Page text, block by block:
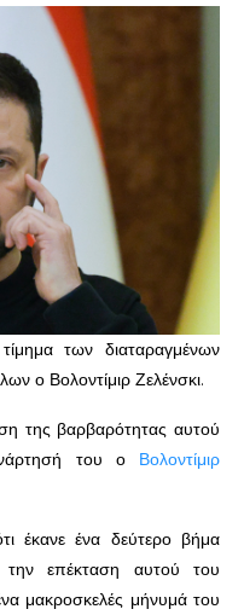
των διαταραγμένων
ο Βολοντίμιρ Ζελένσκι.
της βαρβαρότητας αυτού
του ο Βολοντίμιρ
έκανε ένα δεύτερο βήμα
επέκταση αυτού του
μακροσκελές μήνυμά του